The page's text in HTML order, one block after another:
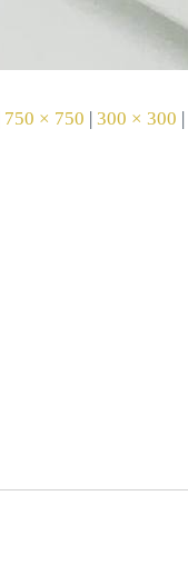
750 × 750 | 300 × 300 |